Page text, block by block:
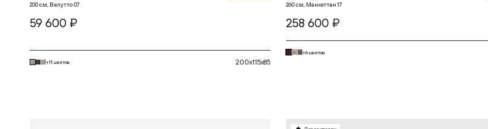
200 см, Велутто 07
59 600 ₽
+11 цветов 200x115x85
260 см, Манхеттан 17
258 600 ₽
+6 цветов